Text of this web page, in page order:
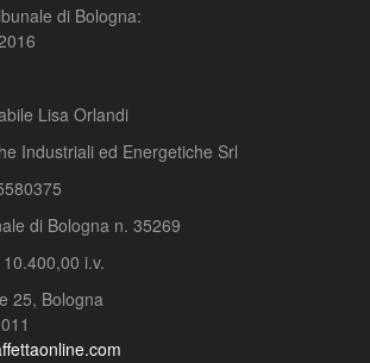
di Bologna:
Lisa Orlandi
Industriali ed Energetiche Srl
di Bologna n. 35269
i.v.
25, Bologna